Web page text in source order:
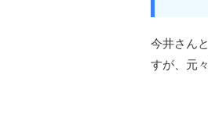
今井さん
すが、元